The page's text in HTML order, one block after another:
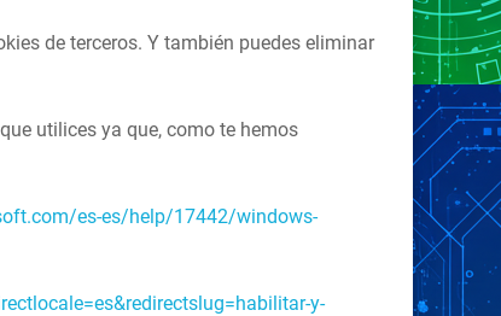
de terceros. Y también puedes eliminar
utilices ya que, como te hemos
es-es/help/17442/windows-
y-